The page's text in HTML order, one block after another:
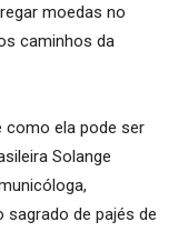
moedas no
caminhos da
como ela pode ser
Solange
sagrado de pajés de